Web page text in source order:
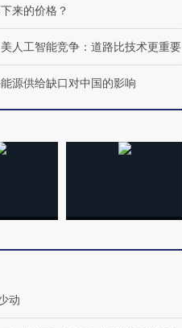
来的价格？
人工智能竞争：道路比技术更重要
源供给缺口对中国的影响
动